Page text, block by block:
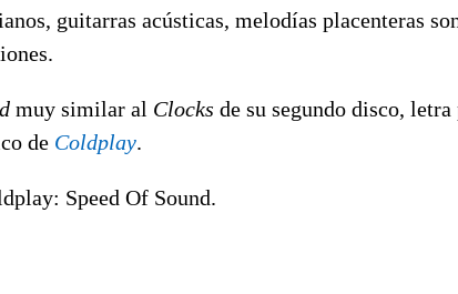
guitarras acústicas, melodías placenteras
muy similar al Clocks de su segundo disco,
de Coldplay.
Speed Of Sound.